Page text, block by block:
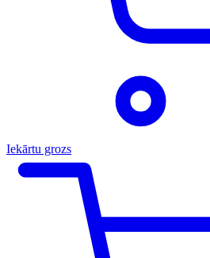
Iekārtu grozs